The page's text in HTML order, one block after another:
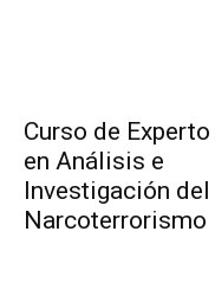
Curso de Experto
en Análisis e
Investigación del
Narcoterrorismo